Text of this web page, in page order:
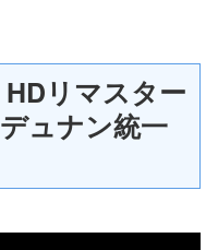
リマスター
ュナン統一